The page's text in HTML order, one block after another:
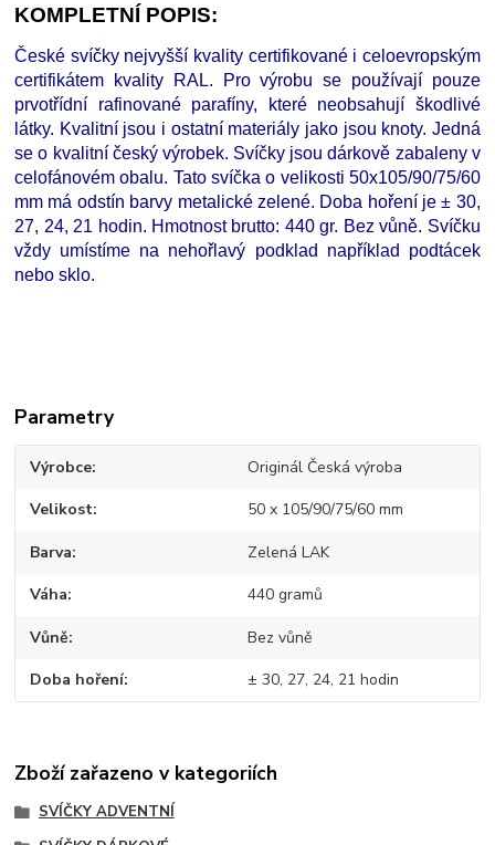
KOMPLETNÍ POPIS:
České svíčky nejvyšší kvality certifikované i celoevropským
certifikátem kvality RAL. Pro výrobu se používají pouze
prvotřídní rafinované parafíny, které neobsahují škodlivé
látky. Kvalitní jsou i ostatní materiály jako jsou knoty. Jedná
se o kvalitní český výrobek. Svíčky jsou dárkově zabaleny v
celofánovém obalu. Tato svíčka o velikosti 50x105/90/75/60
mm má odstín barvy metalické zelené. Doba hoření je± 30,
27, 24, 21 hodin. Hmotnost brutto: 440 gr. Bez vůně. Svíčku
vždy umístíme na nehořlavý podklad například podtácek
nebo sklo.
Parametry
Výrobce Originál Česká výroba
Velikost 50 x 105/90/75/60 mm
Barva Zelená LAK
Váha 440 gramů
Vůně Bez vůně
Doba hoření ± 30, 27, 24, 21 hodin
Zboží zařazeno v kategoriích
SVÍČKY ADVENTNÍ